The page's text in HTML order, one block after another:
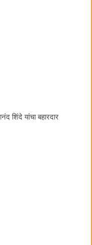
शिंदे यांचा बहारदार